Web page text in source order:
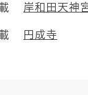
岸和田天神
円成寺